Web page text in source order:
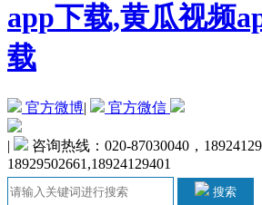
app下载,黄瓜视频
载
官方微博| 官方微信
|
咨询热线：020-87030040，
18929502661,18924129401
搜索